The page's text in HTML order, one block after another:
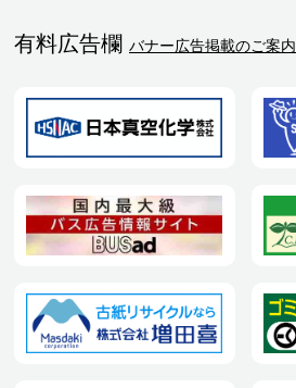
有料広告欄 バナー広告掲載のご案内